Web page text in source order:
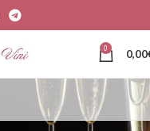
0 0,00